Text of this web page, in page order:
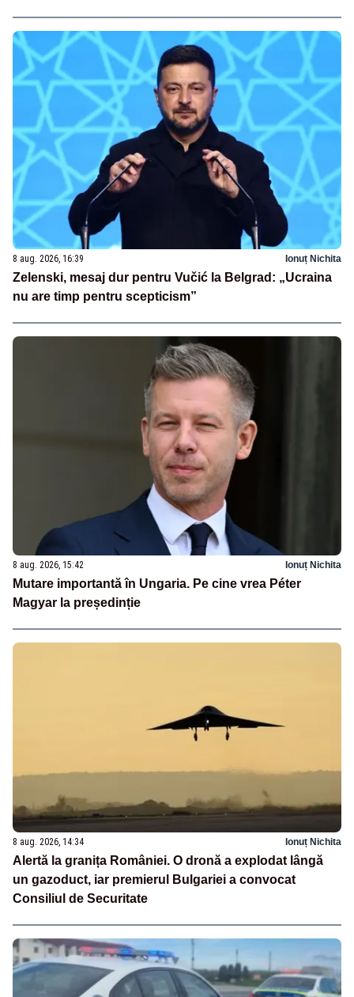
8 aug. 2026, 16:39 Ionuț Nichita
Zelenski, mesaj dur pentru Vučić la Belgrad: „Ucraina
nu are timp pentru scepticism”
8 aug. 2026, 15:42 Ionuț Nichita
Mutare importantă în Ungaria. Pe cine vrea Péter
Magyar la președinție
8 aug. 2026, 14:34 Ionuț Nichita
Alertă la granița României. O dronă a explodat lângă
un gazoduct, iar premierul Bulgariei a convocat
Consiliul de Securitate